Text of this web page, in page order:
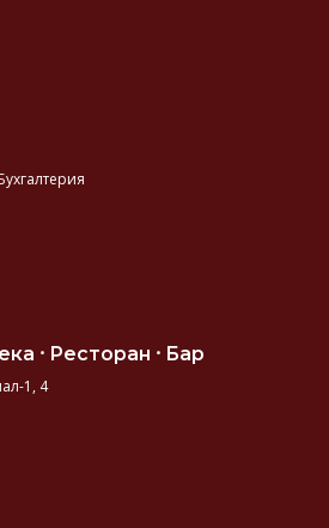
⸱ Ресторан ⸱ Бар
1, 4